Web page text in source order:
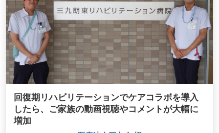
回復期リハビリテーションでケアコラボを導入
したら、ご家族の動画視聴やコメントが大幅に
増加